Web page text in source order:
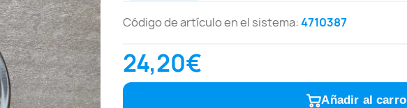
Código de artículo en el sistema:4710387
24,20€
Añadir al carro